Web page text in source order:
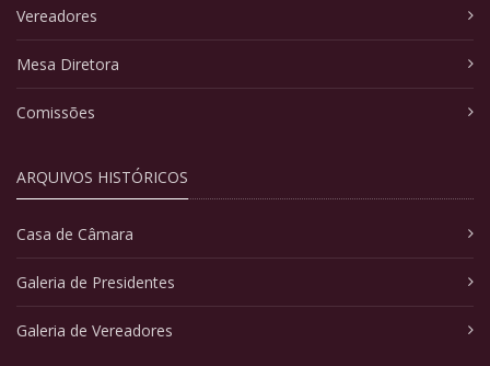
Vereadores
Mesa Diretora
Comissões
ARQUIVOS HISTÓRICOS
Casa de Câmara
Galeria de Presidentes
Galeria de Vereadores